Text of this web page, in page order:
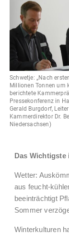
Schwetje: „Nach
Millionen Tonnen um
berichtete
Pressekonferenz in
Gerald Burgdorf,
Kammerdirektor Dr.
Niedersachsen)
Das Wichtigste
Wetter:
aus feucht-
beeinträchtigt
Sommer
Winterkulturen